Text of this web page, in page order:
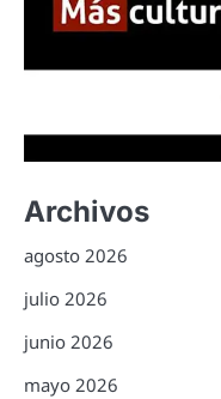
Archivos
agosto 2026
julio 2026
junio 2026
mayo 2026